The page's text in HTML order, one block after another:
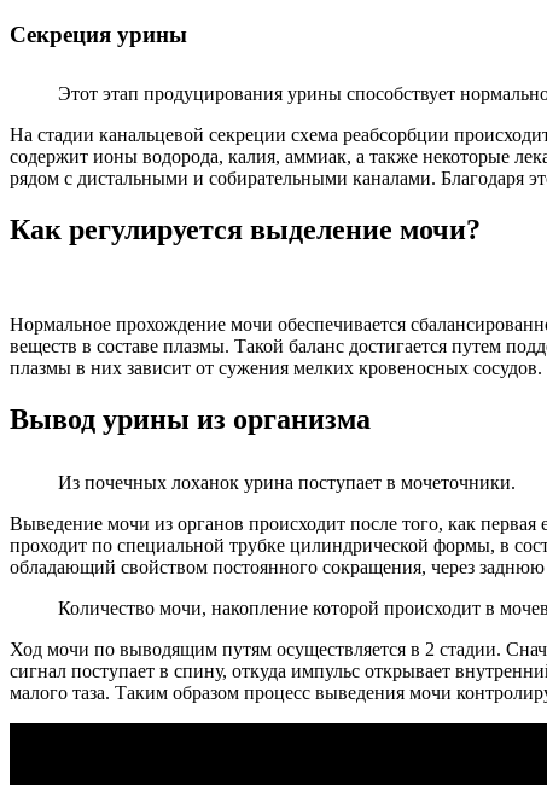
Секреция урины
Этот этап продуцирования урины способствует
На стадии канальцевой секреции схема реабсорбции
содержит ионы водорода, калия, аммиак, а также некоторые
рядом с дистальными и собирательными каналами. Благодаря
Как регулируется выделение мочи?
Нормальное прохождение мочи обеспечивается
веществ в составе плазмы. Такой баланс достигается путем
плазмы в них зависит от сужения мелких кровеносных
Вывод урины из организма
Из почечных лоханок урина поступает в мочеточники.
Выведение мочи из органов происходит после того, как первая
проходит по специальной трубке цилиндрической формы, в
обладающий свойством постоянного сокращения, через
Количество мочи, накопление которой происходит в
Ход мочи по выводящим путям осуществляется в 2 стадии.
сигнал поступает в спину, откуда импульс открывает
малого таза. Таким образом процесс выведения мочи